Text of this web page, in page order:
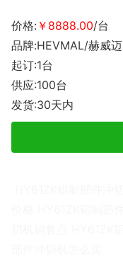
价格: ￥8888.00/台
品牌:HEVMAL/赫威迈
起订:1台
供应:100台
发货:30天内